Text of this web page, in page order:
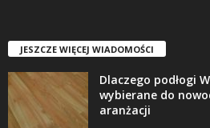
JESZCZE WIĘCEJ WIADOMOŚCI
Dlaczego podłogi
wybierane do
aranżacji